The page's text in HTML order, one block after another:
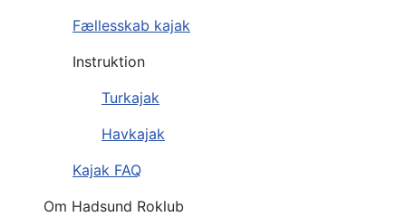
Fællesskab kajak
Instruktion
Turkajak
Havkajak
Kajak FAQ
Om Hadsund Roklub